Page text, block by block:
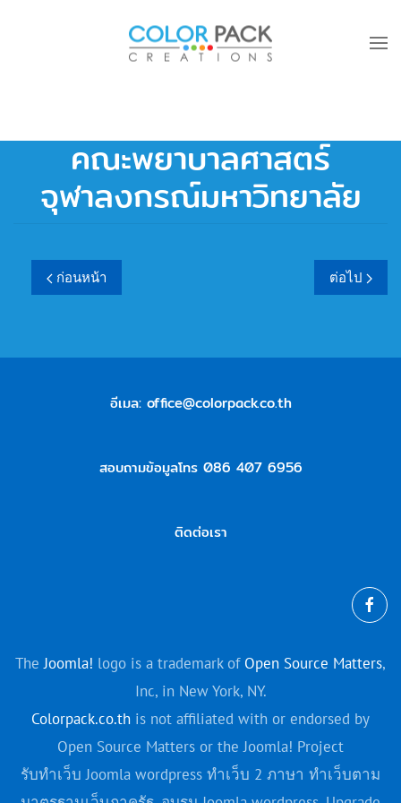
Skip to main content
คณะพยาบาลศาสตร์
จุฬาลงกรณ์มหาวิทยาลัย
ก่อนหน้า ต่อไป
อีเมล: office@colorpack.co.th
สอบถามข้อมูลโทร 086 407 6956
ติดต่อเรา
TheJoomla! logo is a trademark of Open Source Matters,
Inc, in New York, NY.
Colorpack.co.th is not affiliated with or endorsed by
Open Source Matters or the Joomla! Project
รับทำเว็บ Joomla wordpress ทำเว็บ 2 ภาษา ทำเว็บตาม